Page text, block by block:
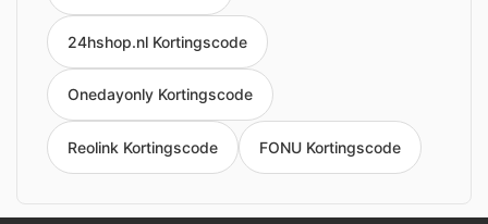
24hshop.nl Kortingscode
Onedayonly Kortingscode
Reolink Kortingscode FONU Kortingscode